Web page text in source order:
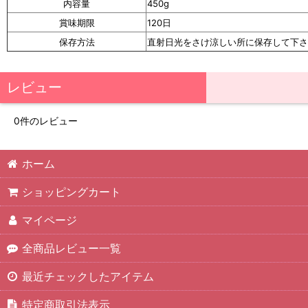
内容量
450g
賞味期限
120日
保存方法
直射日光をさけ涼しい所に保存して下
レビュー
0件のレビュー
ホーム
ショッピングカート
マイページ
全商品レビュー一覧
最近チェックしたアイテム
特定商取引法表示